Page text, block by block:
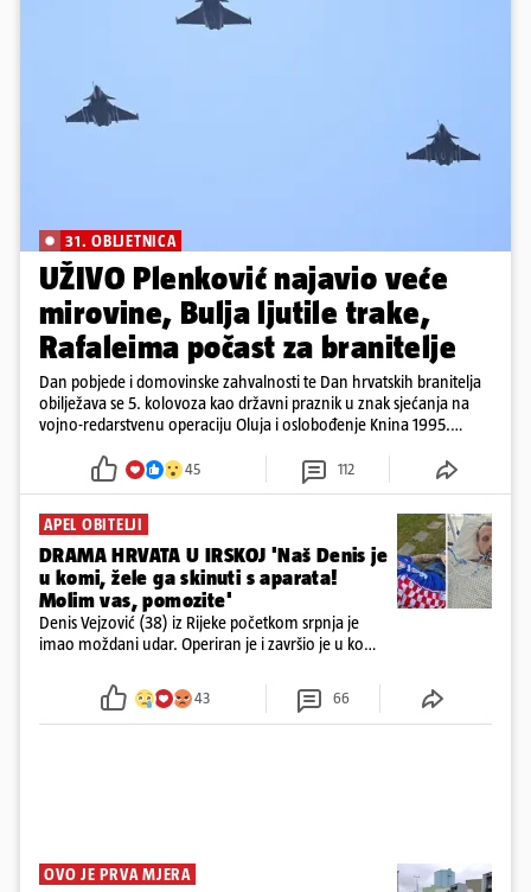
31. OBLJETNICA
UŽIVO Plenković najavio veće
mirovine, Bulja ljutile trake,
Rafaleima počast za branitelje
Dan pobjede i domovinske zahvalnosti te Dan hrvatskih branitelja
obilježava se 5. kolovoza kao državni praznik u znak sjećanja na
vojno-redarstvenu operaciju Oluja i oslobođenje Knina 1995.
45 112
APEL OBITELJI
DRAMA HRVATA U IRSKOJ 'Naš Denis je
u komi, žele ga skinuti s aparata!
Molim vas, pomozite'
Denis Vejzović (38) iz Rijeke početkom srpnja je
imao moždani udar. Operiran je i završio je u komi.
tamošnji liječnici ne vjeruju u oporavak: 'Imamo
43 66
OVO JE PRVA MJERA